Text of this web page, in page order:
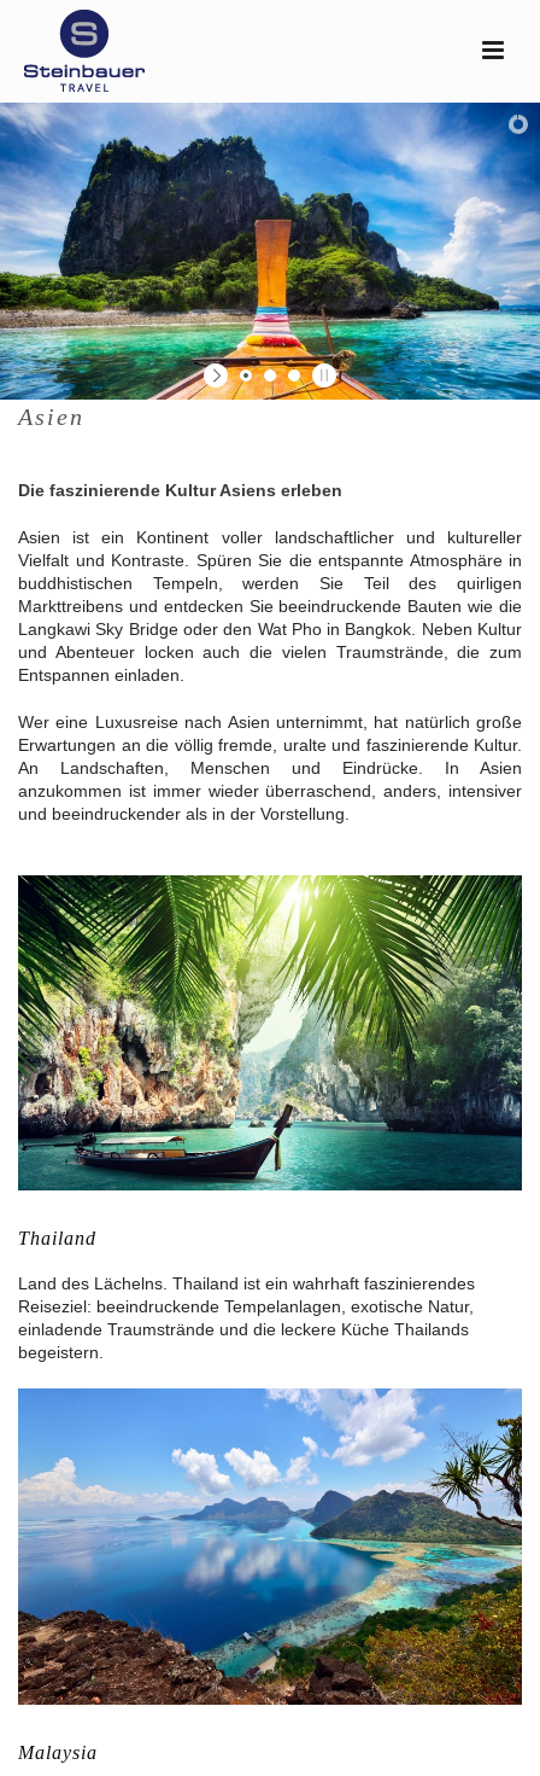
Asien
Die faszinierende Kultur Asiens erleben
Asien ist ein Kontinent voller landschaftlicher und kultureller
Vielfalt und Kontraste. Spüren Sie die entspannte Atmosphäre in
buddhistischen Tempeln, werden Sie Teil des quirligen
Markttreibens und entdecken Sie beeindruckende Bauten wie die
Langkawi Sky Bridge oder den Wat Pho in Bangkok. Neben Kultur
und Abenteuer locken auch die vielen Traumstrände, die zum
Entspannen einladen.
Wer eine Luxusreise nach Asien unternimmt, hat natürlich große
Erwartungen an die völlig fremde, uralte und faszinierende Kultur.
An Landschaften, Menschen und Eindrücke. In Asien
anzukommen ist immer wieder überraschend, anders, intensiver
und beeindruckender als in der Vorstellung.
Thailand
Land des Lächelns. Thailand ist ein wahrhaft faszinierendes
Reiseziel: beeindruckende Tempelanlagen, exotische Natur,
einladende Traumstrände und die leckere Küche Thailands
begeistern.
Malaysia